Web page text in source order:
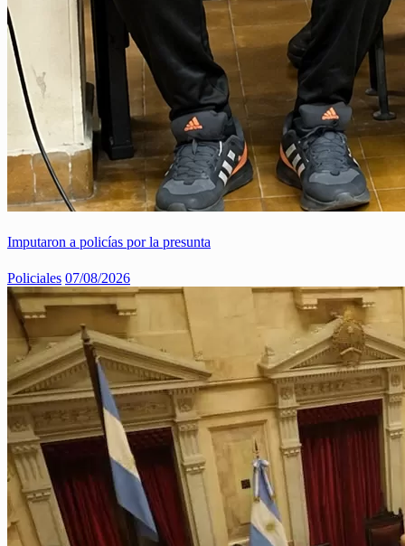
Imputaron a policías por la presunta
Policiales 07/08/2026